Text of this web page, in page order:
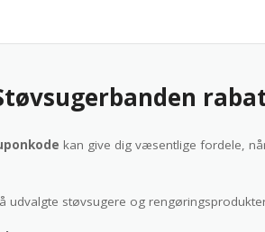
kan give dig væsentlige fordele,
udvalgte støvsugere og